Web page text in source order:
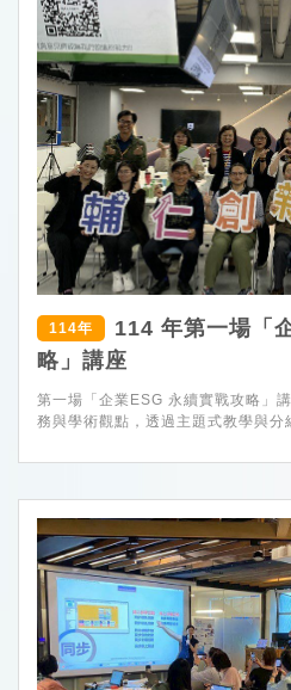
114年
114 年第一場「
略」講座
第一場「企業ESG 永續實戰攻略」講座 本次活動有效串聯企
務與學術觀點，透過主題式教學與分